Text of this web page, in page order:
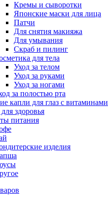
Кремы и сыворотки
Японские маски для лица
Патчи
Для снятия макияжа
Для умывания
Скраб и пилинг
для тела
Уход за телом
Уход за руками
Уход за ногами
за полостью рта
капли для глаз с витаминами
здоровья
питания
изделия